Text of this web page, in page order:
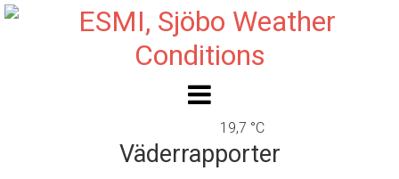
19,7 °C
Väderrapporter